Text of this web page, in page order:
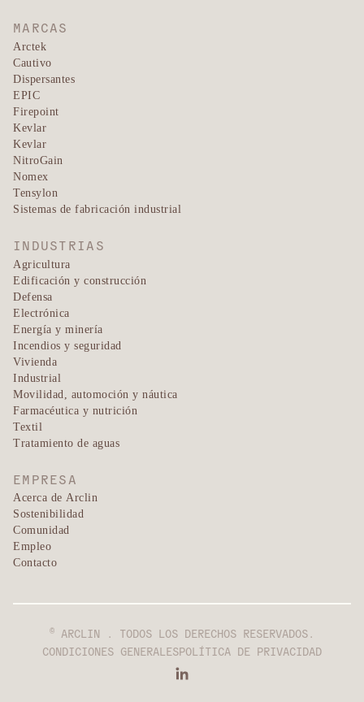
MARCAS
Arctek
Cautivo
Dispersantes
EPIC
Firepoint
Kevlar
Kevlar
NitroGain
Nomex
Tensylon
Sistemas de fabricación industrial
INDUSTRIAS
Agricultura
Edificación y construcción
Defensa
Electrónica
Energía y minería
Incendios y seguridad
Vivienda
Industrial
Movilidad, automoción y náutica
Farmacéutica y nutrición
Textil
Tratamiento de aguas
EMPRESA
Acerca de Arclin
Sostenibilidad
Comunidad
Empleo
Contacto
CONDICIONES GENERALESPOLÍTICA DE PRIVACIDAD
© ARCLIN . TODOS LOS DERECHOS RESERVADOS.